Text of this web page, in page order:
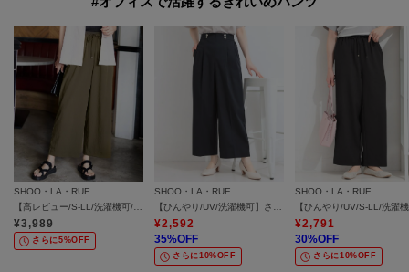
SHOO・LA・RUE
【高レビュー/S-LL/洗濯機可/セットアップ可】着丈選べる 軽凛(かろりん) ひんやりフラップイージーパンツ
¥3,989
さらに5%OFF
SHOO・LA・RUE
【ひんやり/UV/洗濯機可】さらさらきちんと 金ボタンワイドパンツ
¥2,592
35%OFF
さらに10%OFF
SHOO・LA・RUE
¥2,791
30%OFF
さらに10%OFF